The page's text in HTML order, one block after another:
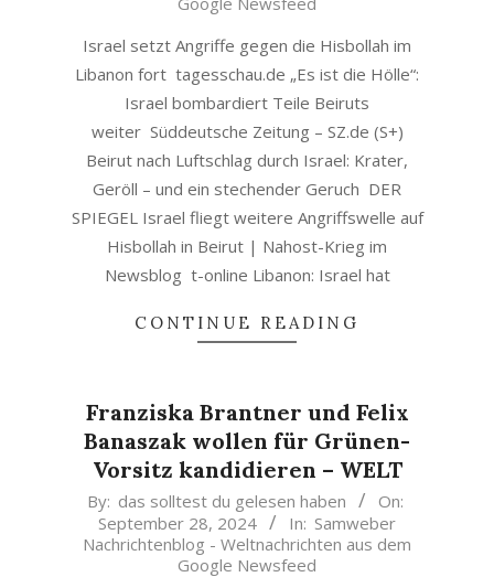
Israel setzt Angriffe gegen die Hisbollah im
Libanon fort tagesschau.de „Es ist die Hölle“:
Israel bombardiert Teile Beiruts
weiter Süddeutsche Zeitung – SZ.de (S+)
Beirut nach Luftschlag durch Israel: Krater,
Geröll – und ein stechender Geruch DER
SPIEGEL Israel fliegt weitere Angriffswelle auf
Hisbollah in Beirut | Nahost-Krieg im
Newsblog t-online Libanon: Israel hat
CONTINUE READING
Franziska Brantner und Felix
Banaszak wollen für Grünen-
Vorsitz kandidieren – WELT
2024-
28
By: das solltest du gelesen haben
On:
September 28, 2024
In: Samweber
Nachrichtenblog - Weltnachrichten aus dem
Google Newsfeed